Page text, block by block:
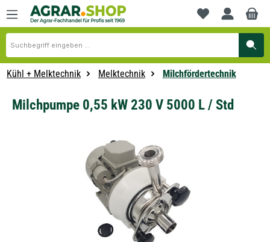
springen
Du hast 0
Kühl + Melktechnik Melktechnik Milchfördertechnik
Milchpumpe 0,55 kW 230 V 5000 L / Std